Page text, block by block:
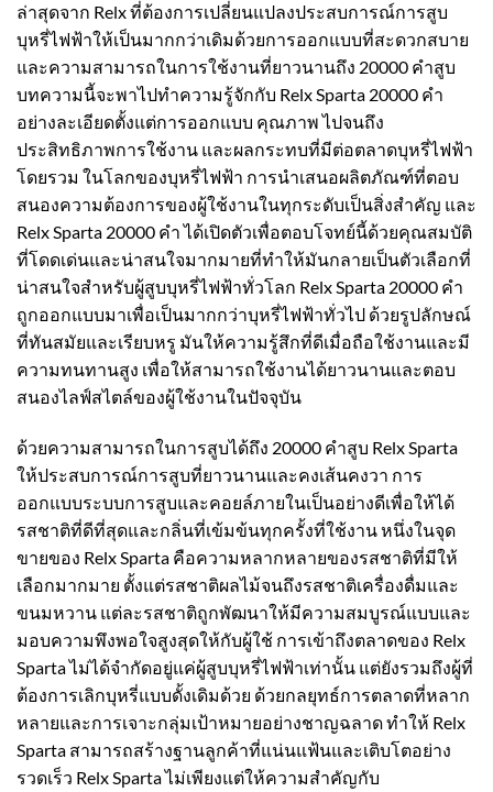
ล่าสุดจาก Relx ที่ต้องการเปลี่ยนแปลงประสบการณ์การสูบ
บุหรี่ไฟฟ้าให้เป็นมากกว่าเดิมด้วยการออกแบบที่สะดวกสบาย
และความสามารถในการใช้งานที่ยาวนานถึง 20000 คำสูบ
บทความนี้จะพาไปทำความรู้จักกับ Relx Sparta 20000 คำ
อย่างละเอียดตั้งแต่การออกแบบ คุณภาพ ไปจนถึง
ประสิทธิภาพการใช้งาน และผลกระทบที่มีต่อตลาดบุหรี่ไฟฟ้า
โดยรวม ในโลกของบุหรี่ไฟฟ้า การนำเสนอผลิตภัณฑ์ที่ตอบ
สนองความต้องการของผู้ใช้งานในทุกระดับเป็นสิ่งสำคัญ และ
Relx Sparta 20000 คำ ได้เปิดตัวเพื่อตอบโจทย์นี้ด้วยคุณสมบัติ
ที่โดดเด่นและน่าสนใจมากมายที่ทำให้มันกลายเป็นตัวเลือกที่
น่าสนใจสำหรับผู้สูบบุหรี่ไฟฟ้าทั่วโลก Relx Sparta 20000 คำ
ถูกออกแบบมาเพื่อเป็นมากกว่าบุหรี่ไฟฟ้าทั่วไป ด้วยรูปลักษณ์
ที่ทันสมัยและเรียบหรู มันให้ความรู้สึกที่ดีเมื่อถือใช้งานและมี
ความทนทานสูง เพื่อให้สามารถใช้งานได้ยาวนานและตอบ
สนองไลฟ์สไตล์ของผู้ใช้งานในปัจจุบัน
ด้วยความสามารถในการสูบได้ถึง 20000 คำสูบ Relx Sparta
ให้ประสบการณ์การสูบที่ยาวนานและคงเส้นคงวา การ
ออกแบบระบบการสูบและคอยล์ภายในเป็นอย่างดีเพื่อให้ได้
รสชาติที่ดีที่สุดและกลิ่นที่เข้มข้นทุกครั้งที่ใช้งาน หนึ่งในจุด
ขายของ Relx Sparta คือความหลากหลายของรสชาติที่มีให้
เลือกมากมาย ตั้งแต่รสชาติผลไม้จนถึงรสชาติเครื่องดื่มและ
ขนมหวาน แต่ละรสชาติถูกพัฒนาให้มีความสมบูรณ์แบบและ
มอบความพึงพอใจสูงสุดให้กับผู้ใช้ การเข้าถึงตลาดของ Relx
Sparta ไม่ได้จำกัดอยู่แค่ผู้สูบบุหรี่ไฟฟ้าเท่านั้น แต่ยังรวมถึงผู้ที่
ต้องการเลิกบุหรี่แบบดั้งเดิมด้วย ด้วยกลยุทธ์การตลาดที่หลาก
หลายและการเจาะกลุ่มเป้าหมายอย่างชาญฉลาด ทำให้ Relx
Sparta สามารถสร้างฐานลูกค้าที่แน่นแฟ้นและเติบโตอย่าง
รวดเร็ว Relx Sparta ไม่เพียงแต่ให้ความสำคัญกับ